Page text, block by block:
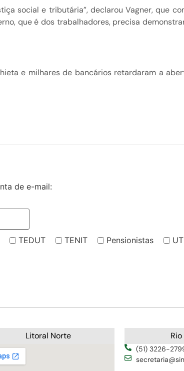
social e tributária”, declarou Vagner, que
que é dos trabalhadores, precisa
e milhares de bancários retardaram a
de e-mail:
TEDUT TENIT Pensionistas
Litoral Norte
(51) 3226-